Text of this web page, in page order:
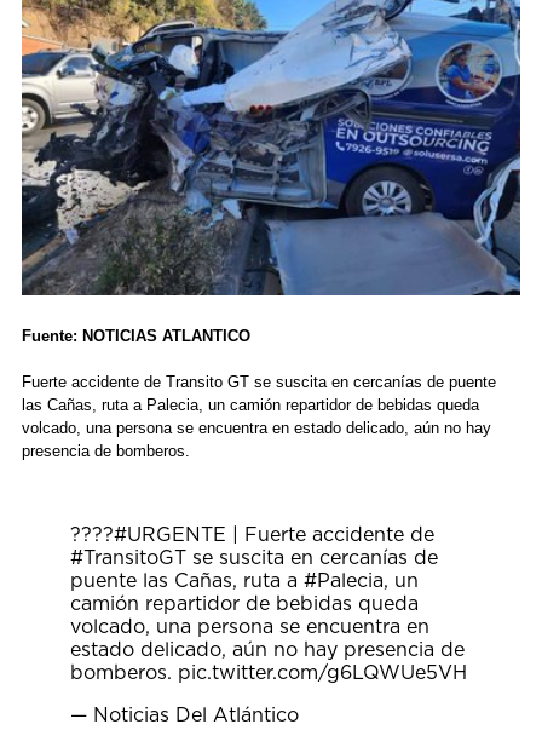
Fuente: NOTICIAS ATLANTICO
Fuerte accidente de Transito GT se suscita en cercanías de puente
las Cañas, ruta a Palecia, un camión repartidor de bebidas queda
volcado, una persona se encuentra en estado delicado, aún no hay
presencia de bomberos.
????#URGENTE | Fuerte accidente de
#TransitoGTse suscita en cercanías de
puente las Cañas, ruta a #Palecia, un
camión repartidor de bebidas queda
volcado, una persona se encuentra en
estado delicado, aún no hay presencia de
bomberos. pic.twitter.com/g6LQWUe5VH
— Noticias Del Atlántico